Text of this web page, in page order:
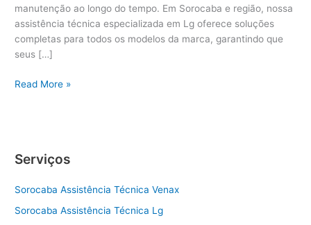
manutenção ao longo do tempo. Em Sorocaba e região, nossa
assistência técnica especializada em Lg oferece soluções
completas para todos os modelos da marca, garantindo que
seus […]
Sorocaba
Read More »
Serviços
Sorocaba Assistência Técnica Venax
Sorocaba Assistência Técnica Lg